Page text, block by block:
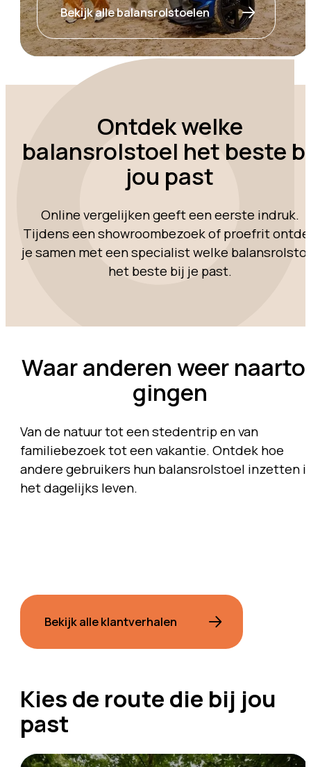
Bekijk alle balansrolstoelen
Ontdek welke
balansrolstoel het beste
jou past
Online vergelijken geeft een eerste indruk.
Tijdens een showroombezoek of proefrit
je samen met een specialist welke
het beste bij je past.
Waar anderen weer
gingen
Van de natuur tot een stedentrip en van
familiebezoek tot een vakantie. Ontdek hoe
andere gebruikers hun balansrolstoel inzetten
het dagelijks leven.
Bekijk alle klantverhalen
Kies de route die bij jou
past